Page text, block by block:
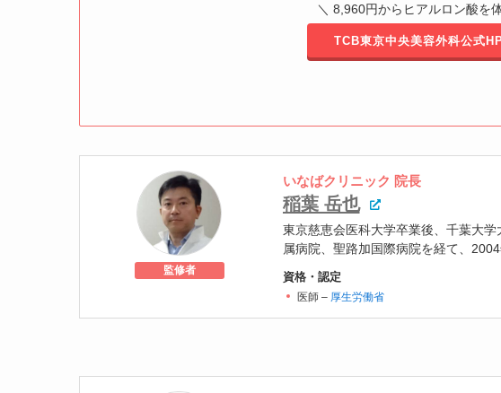
＼ 8,960円からヒアルロン酸を
TCB東京中央美容外科公式
監修者
いなばクリニック 院長
稲葉 岳也
東京慈恵会医科大学卒業後、千葉大
属病院、聖路加国際病院を経て、
領域のレーザー治療、及び、アレル
形成外科、美容外科、呼吸器内科、耳
イジングクリニックにて、幅広い視
資格・認定
医師 – 厚生労働省
医学博士